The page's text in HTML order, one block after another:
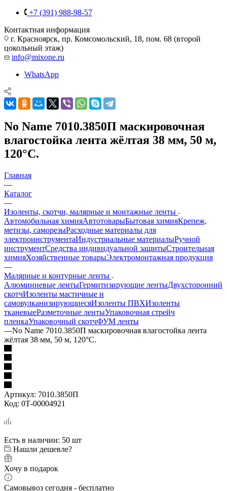
+7 (391) 988-98-57
Контактная информация
г. Красноярск, пр. Комсомольский, 18, пом. 68 (второй
цокольный этаж)
info@mixone.ru
WhatsApp
No Name 7010.3850П маскировочная
влагостойка лента жёлтая 38 мм, 50 м,
120°С.
Главная
—
Каталог
—
Изоленты, скотчи, малярные и монтажные ленты
Автомобильная химияАвтотоварыБытовая химияКрепеж,
метизы, саморезыРасходные материалы для
электроинструментаИндустриальные материалыРучной
инструментСредства индивидуальной защитыСтроительная
химияХозяйственные товарыЭлектромонтажная продукция
—
Малярные и контурные ленты
Алюминиевые лентыГермитизирующие лентыДвухсторонний
скотчИзоленты мастичные и
самовулканизирующиесяИзоленты ПВХИзоленты
тканевыеРазметочные лентыУпаковочная стрейч
пленкаУпаковочный скотчФУМ ленты
—No Name 7010.3850П маскировочная влагостойка лента
жёлтая 38 мм, 50 м, 120°С.
Артикул: 7010.3850П
Код: 0Т-00004921
Есть в наличии: 50 шт
Нашли дешевле?
Хочу в подарок
Самовывоз сегодня - бесплатно